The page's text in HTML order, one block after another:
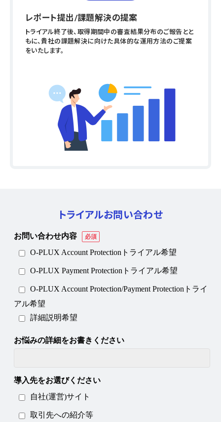
レポート提出/課題解決の提案
トライアル終了後、取得期間中の審査結果分布のご報告とと
もに、貴社の課題解決に向けた具体的な運用方法のご提案
をいたします。
トライアルお問い合わせ